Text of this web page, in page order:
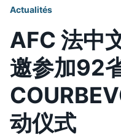
Actualités
AFC 法中
邀参加92
动仪式